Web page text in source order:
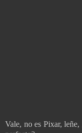
Vale, no es Pixar,